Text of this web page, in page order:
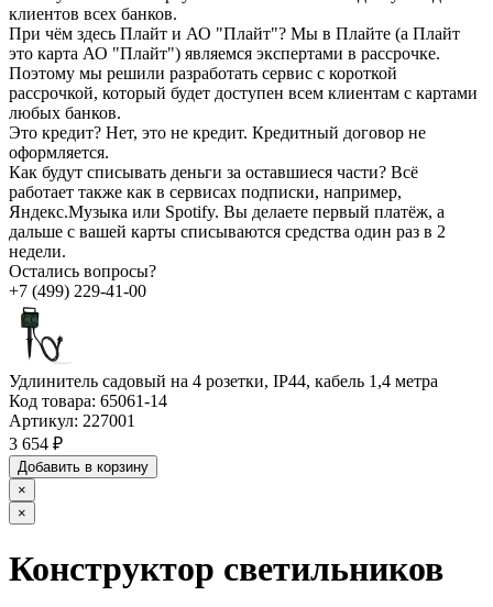
клиентов всех банков.
При чём здесь Плайт и АО "Плайт"? Мы в Плайте (а Плайт
это карта АО "Плайт") являемся экспертами в рассрочке.
Поэтому мы решили разработать сервис с короткой
рассрочкой, который будет доступен всем клиентам с картами
любых банков.
Это кредит? Нет, это не кредит. Кредитный договор не
оформляется.
Как будут списывать деньги за оставшиеся части? Всё
работает также как в сервисах подписки, например,
Яндекс.Музыка или Spotify. Вы делаете первый платёж, а
дальше с вашей карты списываются средства один раз в 2
недели.
Остались вопросы?
+7 (499) 229-41-00
Удлинитель садовый на 4 розетки, IP44, кабель 1,4 метра
Код товара: 65061-14
Артикул: 227001
3 654 ₽
Добавить в корзину
×
×
Конструктор светильников